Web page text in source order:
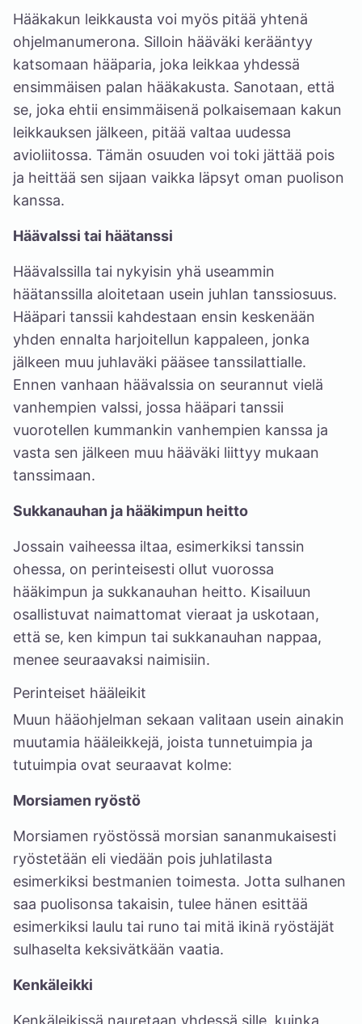
Hääkakun leikkausta voi myös pitää yhtenä
ohjelmanumerona. Silloin hääväki kerääntyy
katsomaan hääparia, joka leikkaa yhdessä
ensimmäisen palan hääkakusta. Sanotaan, että
se, joka ehtii ensimmäisenä polkaisemaan kakun
leikkauksen jälkeen, pitää valtaa uudessa
avioliitossa. Tämän osuuden voi toki jättää pois
ja heittää sen sijaan vaikka läpsyt oman puolison
kanssa.
Häävalssi tai häätanssi
Häävalssilla tai nykyisin yhä useammin
häätanssilla aloitetaan usein juhlan tanssiosuus.
Hääpari tanssii kahdestaan ensin keskenään
yhden ennalta harjoitellun kappaleen, jonka
jälkeen muu juhlaväki pääsee tanssilattialle.
Ennen vanhaan häävalssia on seurannut vielä
vanhempien valssi, jossa hääpari tanssii
vuorotellen kummankin vanhempien kanssa ja
vasta sen jälkeen muu hääväki liittyy mukaan
tanssimaan.
Sukkanauhan ja hääkimpun heitto
Jossain vaiheessa iltaa, esimerkiksi tanssin
ohessa, on perinteisesti ollut vuorossa
hääkimpun ja sukkanauhan heitto. Kisailuun
osallistuvat naimattomat vieraat ja uskotaan,
että se, ken kimpun tai sukkanauhan nappaa,
menee seuraavaksi naimisiin.
Perinteiset hääleikit
Muun hääohjelman sekaan valitaan usein ainakin
muutamia hääleikkejä, joista tunnetuimpia ja
tutuimpia ovat seuraavat kolme:
Morsiamen ryöstö
Morsiamen ryöstössä morsian sananmukaisesti
ryöstetään eli viedään pois juhlatilasta
esimerkiksi bestmanien toimesta. Jotta sulhanen
saa puolisonsa takaisin, tulee hänen esittää
esimerkiksi laulu tai runo tai mitä ikinä ryöstäjät
sulhaselta keksivätkään vaatia.
Kenkäleikki
Kenkäleikissä nauretaan yhdessä sille, kuinka